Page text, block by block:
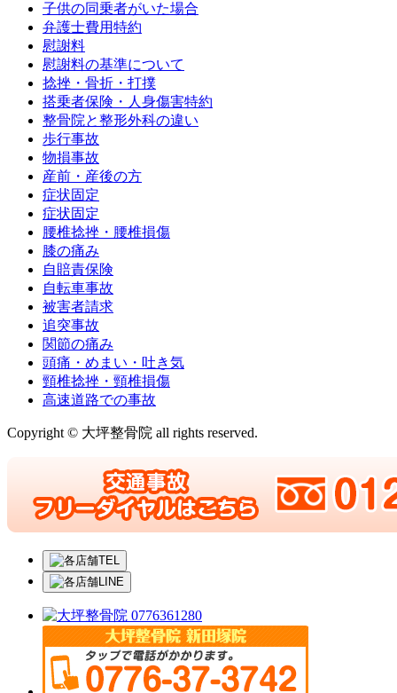
子供の同乗者がいた場合
弁護士費用特約
慰謝料
慰謝料の基準について
捻挫・骨折・打撲
搭乗者保険・人身傷害特約
整骨院と整形外科の違い
歩行事故
物損事故
産前・産後の方
症状固定
症状固定
腰椎捻挫・腰椎損傷
膝の痛み
自賠責保険
自転車事故
被害者請求
追突事故
関節の痛み
頭痛・めまい・吐き気
頸椎捻挫・頸椎損傷
高速道路での事故
Copyright © 大坪整骨院 all rights reserved.